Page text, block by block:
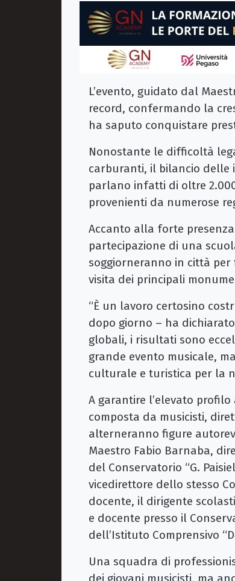
L’evento, guidato dal
record, confermando la
ha saputo conquistare
Nonostante le difficoltà
carburanti, il bilancio delle
parlano infatti di oltre
provenienti da numerose
Accanto alla forte
partecipazione di una
soggiorneranno in città
visita dei principali
“È un lavoro certosino
dopo giorno – ha
globali, i risultati sono
grande evento musicale,
culturale e turistica per la
A garantire l’elevato
composta da musicisti,
alterneranno figure
Maestro Fabio Barnaba,
del Conservatorio “G.
vicedirettore dello stesso
docente, il dirigente
e docente presso il
dell’Istituto Comprensivo
Una squadra di
dei giovani musicisti, ma